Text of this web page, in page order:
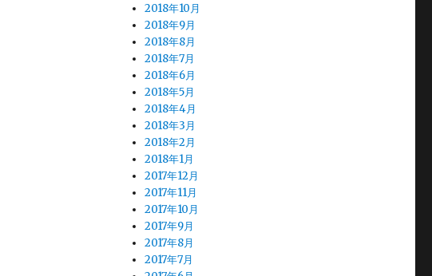
2018年10月
2018年9月
2018年8月
2018年7月
2018年6月
2018年5月
2018年4月
2018年3月
2018年2月
2018年1月
2017年12月
2017年11月
2017年10月
2017年9月
2017年8月
2017年7月